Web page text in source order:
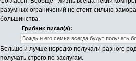
разумных ограничений не стоит сильно
большинства.
Грибник писал(а):
Вождь и его семья всегда будут получать
Больше и лучше нередко получали разного
получать строго по заслугам.